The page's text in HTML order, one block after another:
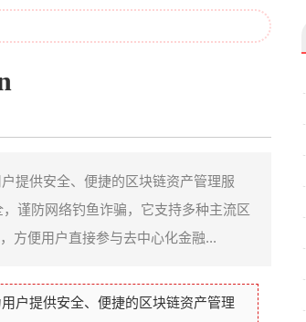
提供安全、便捷的区块链资产管理服
谨防网络钓鱼诈骗，它支持多种主流区
方便用户直接参与去中心化金融...
户提供安全、便捷的区块链资产管理